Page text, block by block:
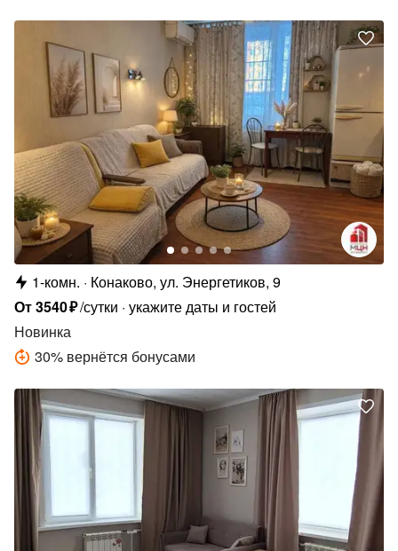
1-комн.
Конаково, ул. Энергетиков, 9
От3540₽/сутки укажите даты и гостей
Новинка
30% вернётся бонусами